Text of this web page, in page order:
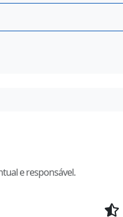
e responsável.